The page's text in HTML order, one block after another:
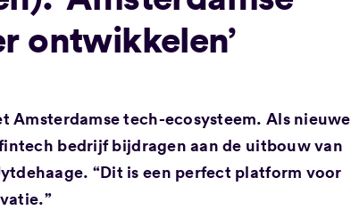
ontwikkelen’
Amsterdamse tech-ecosysteem. Als nieuwe
bedrijf bijdragen aan de uitbouw van
“Dit is een perfect platform voor